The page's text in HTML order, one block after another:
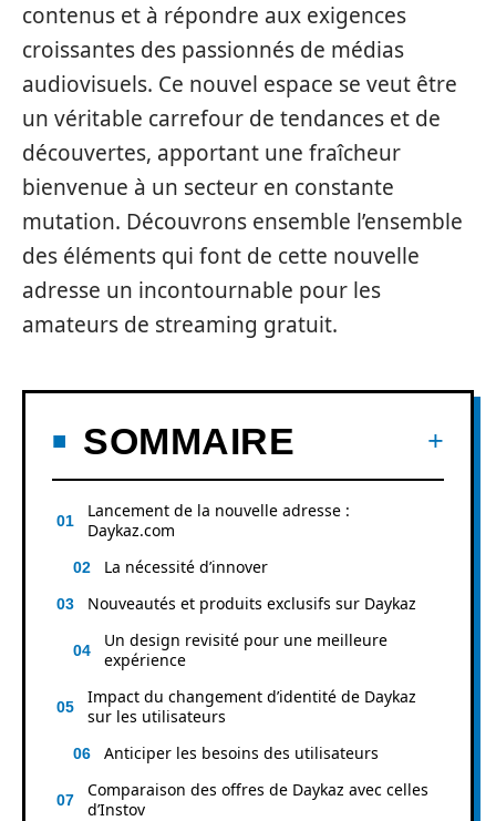
contenus et à répondre aux exigences
croissantes des passionnés de médias
audiovisuels. Ce nouvel espace se veut être
un véritable carrefour de tendances et de
découvertes, apportant une fraîcheur
bienvenue à un secteur en constante
mutation. Découvrons ensemble l’ensemble
des éléments qui font de cette nouvelle
adresse un incontournable pour les
amateurs de streaming gratuit.
SOMMAIRE
Lancement de la nouvelle adresse :
Daykaz.com
La nécessité d’innover
Nouveautés et produits exclusifs sur Daykaz
Un design revisité pour une meilleure
expérience
Impact du changement d’identité de Daykaz
sur les utilisateurs
Anticiper les besoins des utilisateurs
Comparaison des offres de Daykaz avec celles
d’Instov